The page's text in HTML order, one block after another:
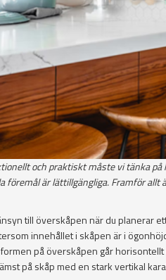
och praktiskt måste vi tänka
föremål är lättillgängliga. Framför
till överskåpen när du planerar
innehållet i skåpen är i
på överskåpen går
på skåp med en stark vertikal